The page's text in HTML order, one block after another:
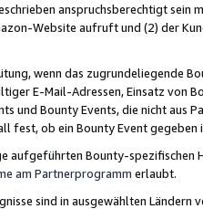
anspruchsberechtigt sein
Website aufruft und (2) der
wenn das zugrundeliegende
E-Mail-Adressen, Einsatz von
und Bounty Events, die nicht
fest, ob ein Bounty Event
aufgeführten Bounty-spezifischen
am Partnerprogramm erlaubt.
sind in ausgewählten Ländern